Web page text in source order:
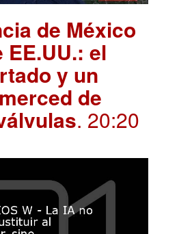
de México
el
y un
de
. 20:20